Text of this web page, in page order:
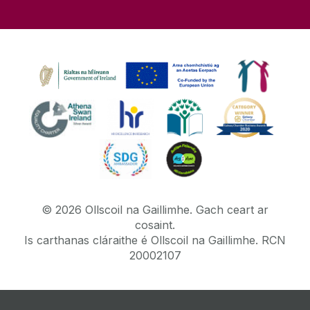
© 2026 Ollscoil na Gaillimhe. Gach ceart ar
cosaint.
Is carthanas cláraithe é Ollscoil na Gaillimhe. RCN
20002107